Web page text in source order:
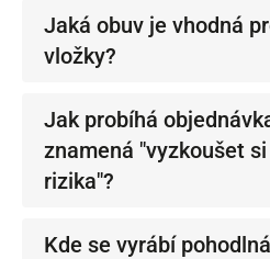
Jaká obuv je vhodná
vložky?
Jak probíhá
znamená "vyzkoušet
rizika"?
Kde se vyrábí